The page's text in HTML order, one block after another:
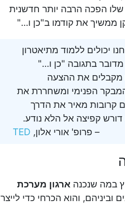
הפכה הרבה יותר חדשנית
ממשיך את קודמו ב"כן ו..."
יכולים ללמוד מתיאטרון
בתגובה "כן ו..."
מקבלים את ההצעה
הפנימי ומשחררת את
קרובות מאיר את הדרך
קפיצה אל הלא נודע.
פרופ' אורי אלון, TED
במה שנכנה ארגון מערכת
והוא הכרחי כדי לייצר